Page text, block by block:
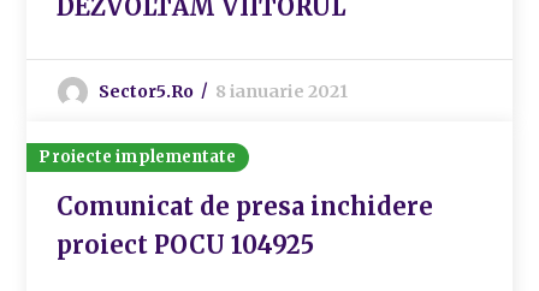
DEZVOLTĂM VIITORUL
Sector5.ro 8 ianuarie 2021
Proiecte implementate
Comunicat de presa inchidere
proiect POCU 104925